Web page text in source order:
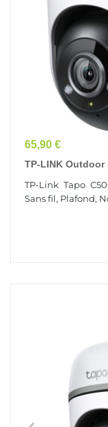
Prix
65,90 €
TP-LINK Outdoor
TP-Link Tapo
Sans fil, Plafond,